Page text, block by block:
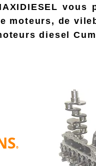
moteurs, de
diesel
®